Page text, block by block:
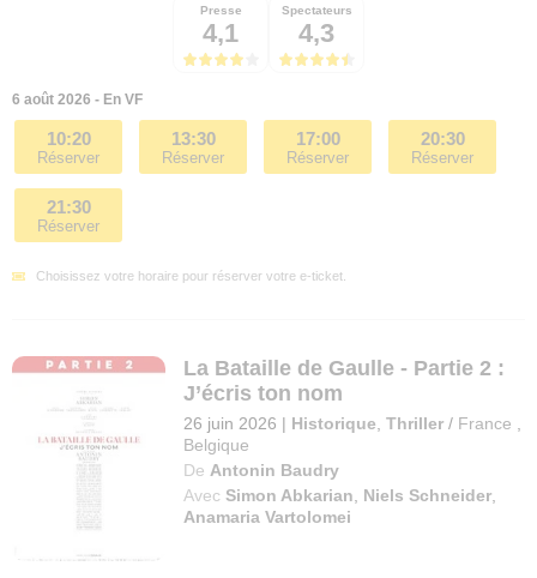
Presse
4,1
Spectateurs
4,3
6 août 2026 - En VF
10:20
Réserver
13:30
Réserver
17:00
Réserver
20:30
Réserver
21:30
Réserver
Choisissez votre horaire pour réserver votre e-ticket.
La Bataille de Gaulle - Partie 2 :
J’écris ton nom
26 juin 2026 | Historique ,Thriller / France
Belgique
De Antonin Baudry
Avec Simon Abkarian Niels Schneider
Anamaria Vartolomei